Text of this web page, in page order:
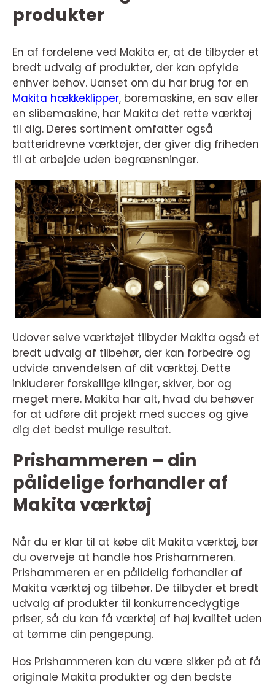
produkter
En af fordelene ved Makita er, at de tilbyder et
bredt udvalg af produkter, der kan opfylde
enhver behov. Uanset om du har brug for en
Makita hækkeklipper, boremaskine, en sav eller
en slibemaskine, har Makita det rette værktøj
til dig. Deres sortiment omfatter også
batteridrevne værktøjer, der giver dig friheden
til at arbejde uden begrænsninger.
Udover selve værktøjet tilbyder Makita også et
bredt udvalg af tilbehør, der kan forbedre og
udvide anvendelsen af dit værktøj. Dette
inkluderer forskellige klinger, skiver, bor og
meget mere. Makita har alt, hvad du behøver
for at udføre dit projekt med succes og give
dig det bedst mulige resultat.
Prishammeren – din
pålidelige forhandler af
Makita værktøj
Når du er klar til at købe dit Makita værktøj, bør
du overveje at handle hos Prishammeren.
Prishammeren er en pålidelig forhandler af
Makita værktøj og tilbehør. De tilbyder et bredt
udvalg af produkter til konkurrencedygtige
priser, så du kan få værktøj af høj kvalitet uden
at tømme din pengepung.
Hos Prishammeren kan du være sikker på at få
originale Makita produkter og den bedste